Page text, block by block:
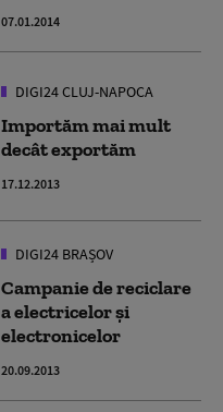
07.01.2014
DIGI24 CLUJ-NAPOCA
Importăm mai mult
decât exportăm
17.12.2013
DIGI24 BRAȘOV
Campanie de reciclare
a electricelor şi
electronicelor
20.09.2013